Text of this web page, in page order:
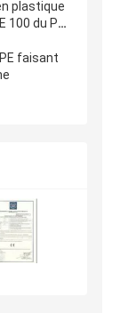
plastique
100 du PE
faisant